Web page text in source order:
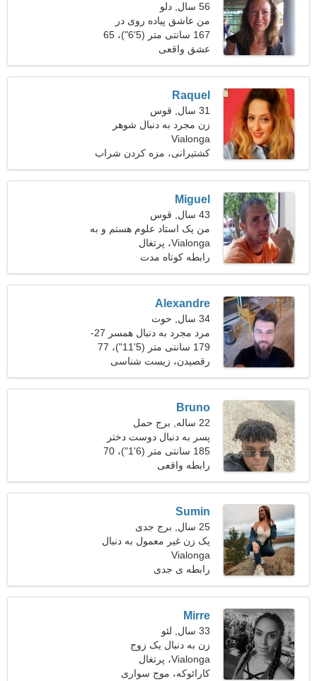
56 سال, دلو
من عاشق پیاده روی در
فضای باز و فوتبال هستم167 سانتی متر (5'6")، 65
کیلوگرم (143 پوند)
عشق واقعی
Raquel
31 سال, قوس
زن مجرد به دنبال شوهر
Vialonga
کشتیرانی، مزه کردن شراب
Miguel
43 سال, قوس
من یک استاد علوم هستم و به
دنبال یک زن زیبا هستم
Vialonga، پرتغال
رابطه کوتاه مدت
Alexandre
34 سال, حوت
مرد مجرد به دنبال همسر 27-
30
179 سانتی متر (5'11")، 77
کیلوگرم (169 پوند)
رقصیدن، زیست شناسی
Bruno
22 ساله, برج حمل
پسر به دنبال دوست دختر
است
185 سانتی متر (6'1")، 70
کیلوگرم (154 پوند)
رابطه واقعی
Sumin
25 سال, برج جدی
یک زن غیر معمول به دنبال
قرار ملاقات است
Vialonga
رابطه ی جدی
Mirre
33 سال, لئو
زن به دنبال یک زوج
Vialonga، پرتغال
کارائوکه، موج سواری